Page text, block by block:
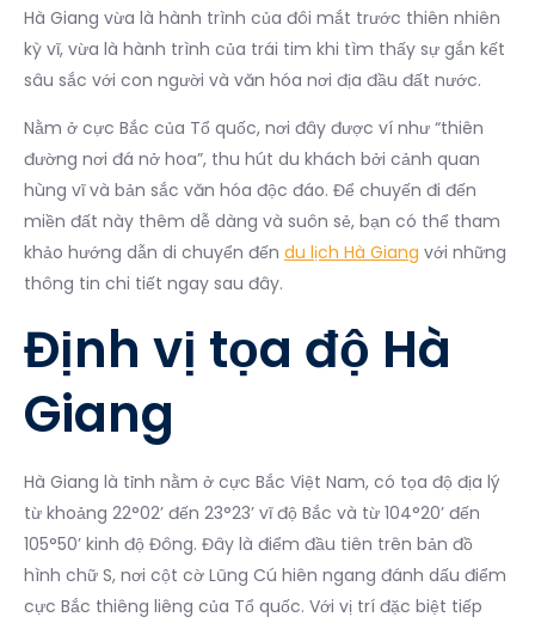
Hà Giang vừa là hành trình của đôi mắt trước thiên nhiên
kỳ vĩ, vừa là hành trình của trái tim khi tìm thấy sự gắn kết
sâu sắc với con người và văn hóa nơi địa đầu đất nước.
Nằm ở cực Bắc của Tổ quốc, nơi đây được ví như “thiên
đường nơi đá nở hoa”, thu hút du khách bởi cảnh quan
hùng vĩ và bản sắc văn hóa độc đáo. Để chuyến đi đến
miền đất này thêm dễ dàng và suôn sẻ, bạn có thể tham
khảo hướng dẫn di chuyển đến du lịch Hà Giang với những
thông tin chi tiết ngay sau đây.
Định vị tọa độ Hà
Giang
Hà Giang là tỉnh nằm ở cực Bắc Việt Nam, có tọa độ địa lý
từ khoảng 22°02’ đến 23°23’ vĩ độ Bắc và từ 104°20’ đến
105°50’ kinh độ Đông. Đây là điểm đầu tiên trên bản đồ
hình chữ S, nơi cột cờ Lũng Cú hiên ngang đánh dấu điểm
cực Bắc thiêng liêng của Tổ quốc. Với vị trí đặc biệt tiếp